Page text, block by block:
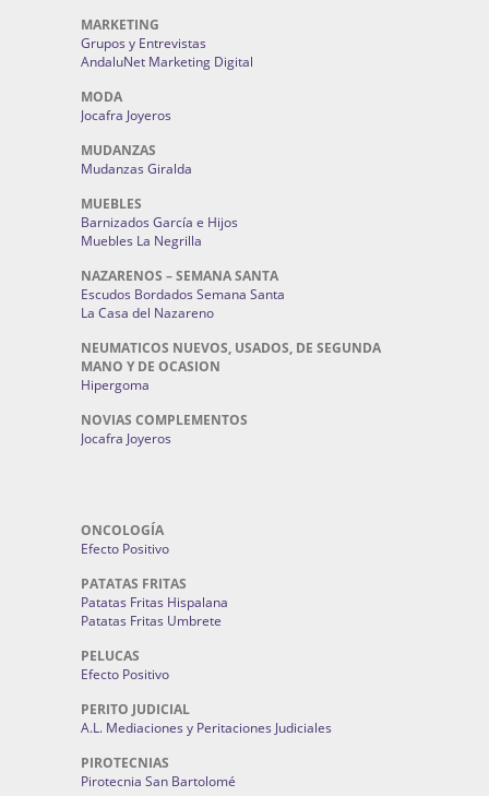
MARKETING
Grupos y Entrevistas
AndaluNet Marketing Digital
MODA
Jocafra Joyeros
MUDANZAS
Mudanzas Giralda
MUEBLES
Barnizados García e Hijos
Muebles La Negrilla
NAZARENOS – SEMANA SANTA
Escudos Bordados Semana Santa
La Casa del Nazareno
NEUMATICOS NUEVOS, USADOS, DE SEGUNDA
MANO Y DE OCASION
Hipergoma
NOVIAS COMPLEMENTOS
Jocafra Joyeros
ONCOLOGÍA
Efecto Positivo
PATATAS FRITAS
Patatas Fritas Hispalana
Patatas Fritas Umbrete
PELUCAS
Efecto Positivo
PERITO JUDICIAL
A.L. Mediaciones y Peritaciones Judiciales
PIROTECNIAS
Pirotecnia San Bartolomé